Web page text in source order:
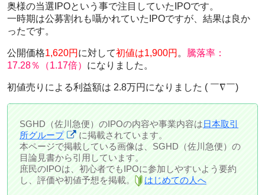
奥様の当選IPOという事で注目していたIPOです。
一時期は公募割れも囁かれていたIPOですが、結果は良か
ったです。
公開価格1,620円 に対して初値は1,900円 。 騰落率：
17.28％（1.17倍） になりました。
初値売りによる利益額は 2.8万円 になりました ( ￣∇￣)
SGHD（佐川急便）のIPOの内容や事業内容は日本取引
所グループ
に掲載されています。
本ページで掲載している画像は、SGHD（佐川急便）の
目論見書から引用しています。
庶民のIPOは、初心者でもIPOに参加しやすいよう要約
し、評価や初値予想を掲載。
はじめての人へ